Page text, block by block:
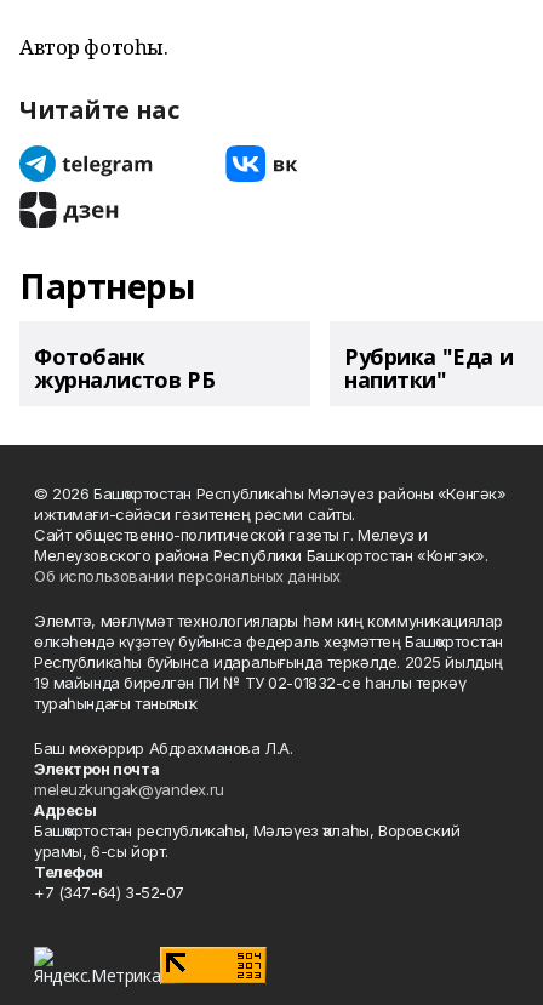
Автор фотоһы.
Читайте нас
Партнеры
Фотобанк
журналистов РБ
Рубрика "Еда и
напитки"
© 2026 Башҡортостан Республикаһы Мәләүез районы «Көнгәк»
ижтимағи-сәйәси гәзитенең рәсми сайты.
Сайт общественно-политической газеты г. Мелеуз и
Мелеузовского района Республики Башкортостан «Конгэк».
Об использовании персональных данных
Элемтә, мәғлүмәт технологиялары һәм киң коммуникациялар
өлкәһендә күҙәтеү буйынса федераль хеҙмәттең Башҡортостан
Республикаһы буйынса идаралығында теркәлде. 2025 йылдың
19 майында бирелгән ПИ № ТУ 02-01832-се һанлы теркәү
тураһындағы таныҡлыҡ.
Баш мөхәррир Абдрахманова Л.А.
Электрон почта
meleuzkungak@yandex.ru
Адресы
Башҡортостан республикаһы, Мәләүез ҡалаһы, Воровский
урамы, 6-сы йорт.
Телефон
+7 (347-64) 3-52-07